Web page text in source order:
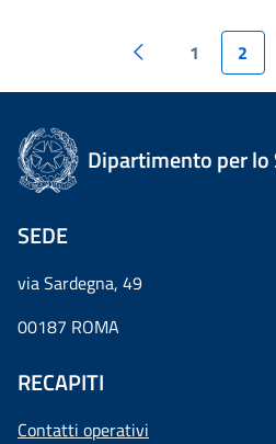
1 2
Dipartimento per lo
SEDE
via Sardegna, 49
00187 ROMA
RECAPITI
Contatti operativi